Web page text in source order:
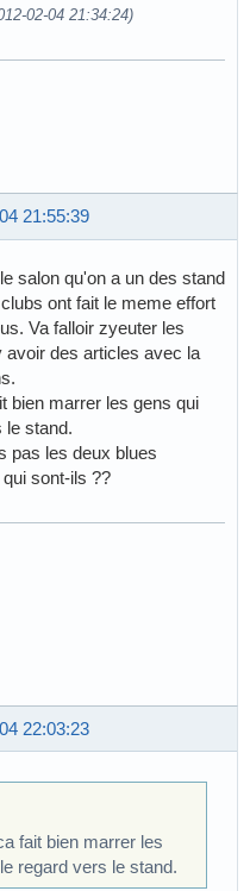
02-04 21:34:24)
21:55:39
salon qu'on a un des stand
ont fait le meme effort
Va falloir zyeuter les
avoir des articles avec la
bien marrer les gens qui
le stand.
pas les deux blues
sont-ils ??
22:03:23
fait bien marrer les
regard vers le stand.